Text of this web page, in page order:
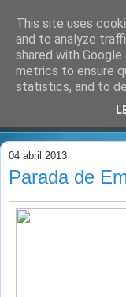
04 abril 2013
Parada de
This site uses
and to analyze
shared with
metrics to ensure
statistics, and to